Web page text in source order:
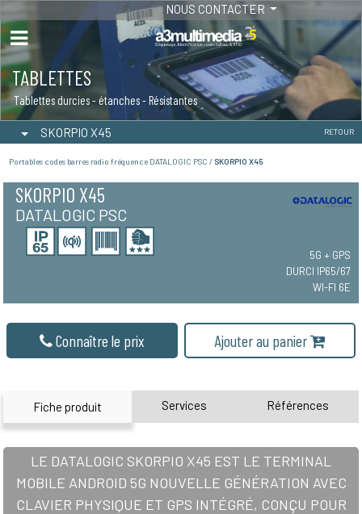
NOUS CONTACTER
TABLETTES
Tablettes durcies - étanches - Résistantes
SKORPIO X45 RETOUR
Portables codes barres radio fréquence DATALOGIC PSC / SKORPIO X45
SKORPIO X45
DATALOGIC PSC
5G + GPS
DURCI IP65/67
WI-FI 6E
Connaître le prix Ajouter au panier
Fiche produit Services Références
LE DATALOGIC SKORPIO X45 EST LE TERMINAL
MOBILE ANDROID 5G NOUVELLE GÉNÉRATION AVEC
CLAVIER PHYSIQUE ET GPS INTÉGRÉ, CONÇU POUR